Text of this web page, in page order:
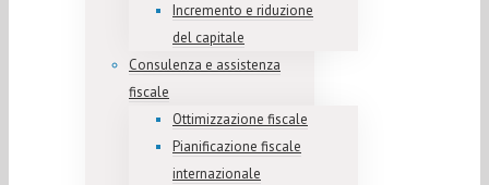
Incremento e riduzione
del capitale
Consulenza e assistenza
fiscale
Ottimizzazione fiscale
Pianificazione fiscale
internazionale